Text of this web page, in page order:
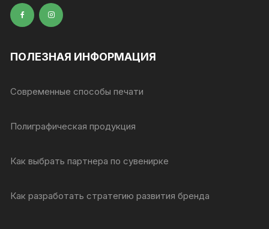
ПОЛЕЗНАЯ ИНФОРМАЦИЯ
Современные способы печати
Полиграфическая продукция
Как выбрать партнера по сувенирке
Как разработать стратегию развития бренда